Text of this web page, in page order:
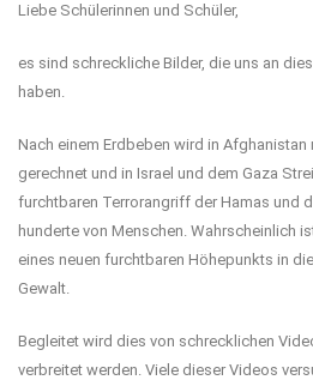
Liebe Schülerinnen und Schüler,
es sind schreckliche Bilder, die uns an
haben.
Nach einem Erdbeben wird in
gerechnet und in Israel und dem Gaza
furchtbaren Terrorangriff der Hamas und
hunderte von Menschen. Wahrscheinlich
eines neuen furchtbaren Höhepunkts in
Gewalt.
Begleitet wird dies von schrecklichen
verbreitet werden. Viele dieser Videos